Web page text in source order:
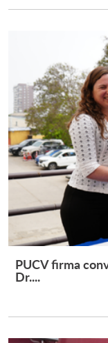
PUCV firma
Dr....